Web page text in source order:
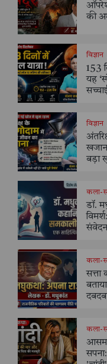
की
विज्ञान
153
यह
विज्ञान
बड़ा
कला-
डॉ.
कला-
सत्ता
कला-